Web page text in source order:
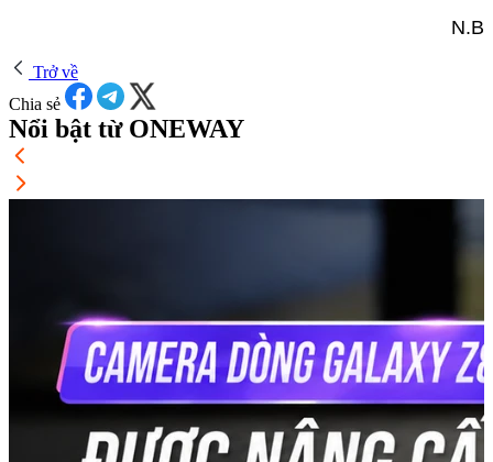
N.B
Trở về
Chia sẻ
Nổi bật từ ONEWAY